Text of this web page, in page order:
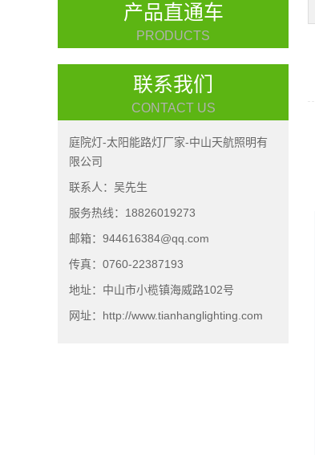
产品直通车
PRODUCTS
联系我们
CONTACT US
庭院灯-太阳能路灯厂家-中山天航照明有
限公司
联系人：吴先生
服务热线：18826019273
邮箱：944616384@qq.com
传真：0760-22387193
地址：中山市小榄镇海威路102号
网址：http://www.tianhanglighting.com